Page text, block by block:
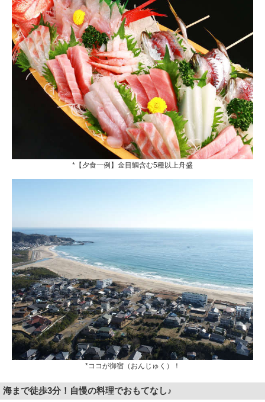
*【夕食一例】金目鯛含む5種以上舟盛
*ココが御宿（おんじゅく）！
海まで徒歩3分！自慢の料理でおもてなし♪